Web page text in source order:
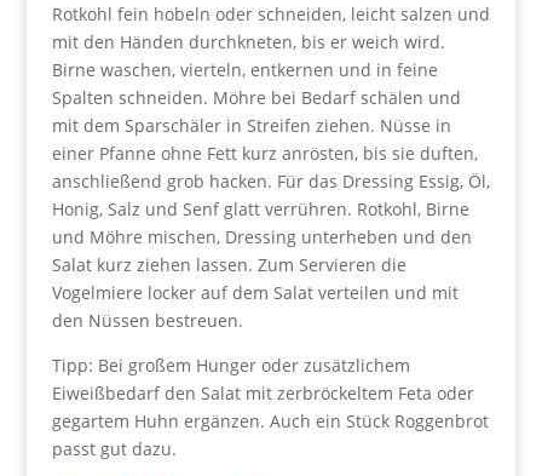
Rotkohl fein hobeln oder schneiden, leicht salzen und
mit den Händen durchkneten, bis er weich wird.
Birne waschen, vierteln, entkernen und in feine
Spalten schneiden. Möhre bei Bedarf schälen und
mit dem Sparschäler in Streifen ziehen. Nüsse in
einer Pfanne ohne Fett kurz anrösten, bis sie duften,
anschließend grob hacken. Für das Dressing Essig, Öl,
Honig, Salz und Senf glatt verrühren. Rotkohl, Birne
und Möhre mischen, Dressing unterheben und den
Salat kurz ziehen lassen. Zum Servieren die
Vogelmiere locker auf dem Salat verteilen und mit
den Nüssen bestreuen.
Tipp: Bei großem Hunger oder zusätzlichem
Eiweißbedarf den Salat mit zerbröckeltem Feta oder
gegartem Huhn ergänzen. Auch ein Stück Roggenbrot
passt gut dazu.